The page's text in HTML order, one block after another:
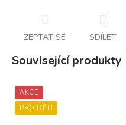
ZEPTAT SE SDÍLET
Související produkty
AKCE
PRO DĚTI